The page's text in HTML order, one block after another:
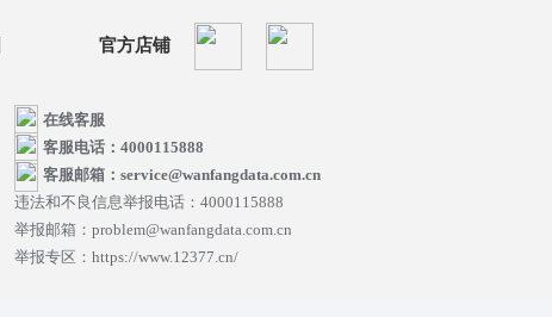
官方店铺
在线客服
客服电话：4000115888
客服邮箱：service@wanfangdata.com.cn
违法和不良信息举报电话：4000115888
举报邮箱：problem@wanfangdata.com.cn
举报专区：https://www.12377.cn/